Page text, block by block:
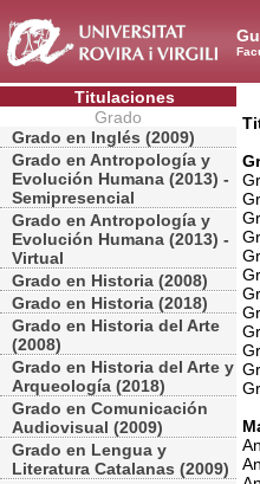
Titulaciones
Grado
Grado en Inglés (2009)
Grado en Antropología y
Evolución Humana (2013) -
Semipresencial
Grado en Antropología y
Evolución Humana (2013) -
Virtual
Grado en Historia (2008)
Grado en Historia (2018)
Grado en Historia del Arte
(2008)
Grado en Historia del Arte y
Arqueología (2018)
Grado en Comunicación
Audiovisual (2009)
Grado en Lengua y
Literatura Catalanas (2009)